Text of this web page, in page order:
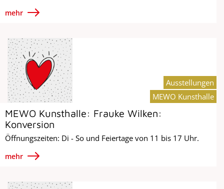
mehr
MEWO Kunsthalle: Frauke Wilken:
Konversion
Öffnungszeiten: Di - So und Feiertage von 11 bis 17 Uhr.
mehr
Ausstellungen
MEWO Kunsthalle